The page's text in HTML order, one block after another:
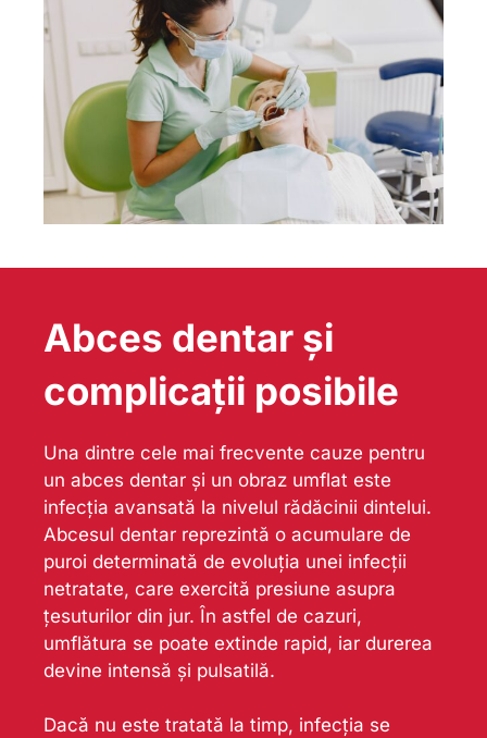
Abces dentar și
complicații posibile
Una dintre cele mai frecvente cauze pentru
un abces dentar și un obraz umflat este
infecția avansată la nivelul rădăcinii dintelui.
Abcesul dentar reprezintă o acumulare de
puroi determinată de evoluția unei infecții
netratate, care exercită presiune asupra
țesuturilor din jur. În astfel de cazuri,
umflătura se poate extinde rapid, iar durerea
devine intensă și pulsatilă.
Dacă nu este tratată la timp, infecția se